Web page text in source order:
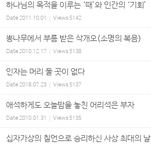
하나님의 목적을 이루는 ‘때’와 인간의 ‘기회’
Date2011.10.01 Views 5142
뽕나무에서 부름 받은 삭개오(소명의 복음)
Date2010.12.17 Views 5138
인자는 머리 둘 곳이 없다
Date2018.07.23 Views 5137
애석하게도 오늘밤을 놓친 어리석은 부자
Date2010.01.31 Views 5135
십자가상의 칠언으로 승리하신 사상 최대의 날